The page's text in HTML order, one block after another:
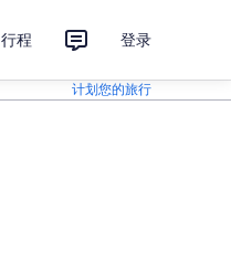
行程 登录
计划您的旅行